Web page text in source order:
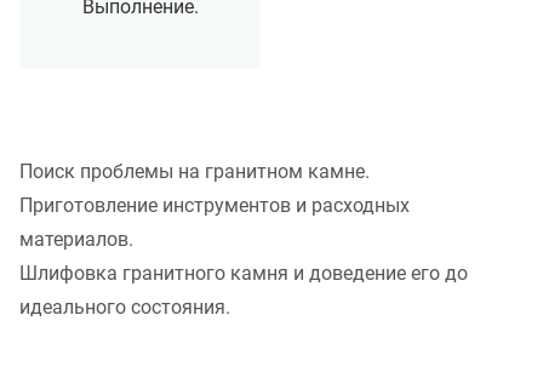
Выполнение.
Поиск проблемы на гранитном камне.
Приготовление инструментов и расходных
материалов.
Шлифовка гранитного камня и доведение его до
идеального состояния.